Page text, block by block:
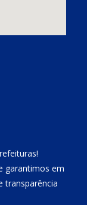
!
garantimos em
transparência